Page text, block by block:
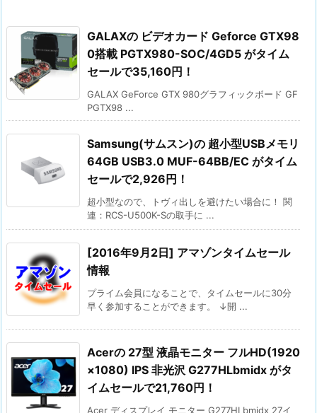
GALAXの ビデオカード Geforce GTX98
0搭載 PGTX980-SOC/4GD5 がタイム
セールで35,160円！
GALAX GeForce GTX 980グラフィックボード GF
PGTX98 ...
Samsung(サムスン)の 超小型USBメモリ
64GB USB3.0 MUF-64BB/EC がタイム
セールで2,926円！
超小型なので、トヴィ出しを避けたい場合に！ 関
連：RCS-U500K-Sの取手に ...
[2016年9月2日] アマゾンタイムセール
情報
プライム会員になることで、タイムセールに30分
早く参加することができます。 ↓開 ...
Acerの 27型 液晶モニター フルHD(1920
×1080) IPS 非光沢 G277HLbmidx がタ
イムセールで21,760円！
Acer ディスプレイ モニター G277HLbmidx 27イ